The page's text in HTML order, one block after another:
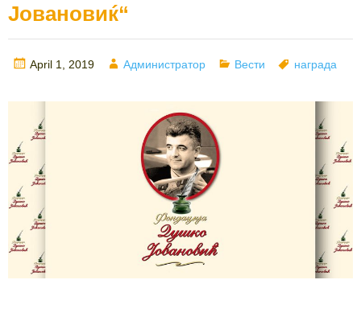
Јовановиќ“
Posted
April 1, 2019 Author
Администратор Categories
Вести Tags
награда